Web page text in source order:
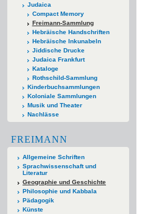
Judaica
Compact Memory
Freimann-Sammlung
Hebräische Handschriften
Hebräische Inkunabeln
Jiddische Drucke
Judaica Frankfurt
Kataloge
Rothschild-Sammlung
Kinderbuchsammlungen
Koloniale Sammlungen
Musik und Theater
Nachlässe
FREIMANN
Allgemeine Schriften
Sprachwissenschaft und
Literatur
Geographie und Geschichte
Philosophie und Kabbala
Pädagogik
Künste